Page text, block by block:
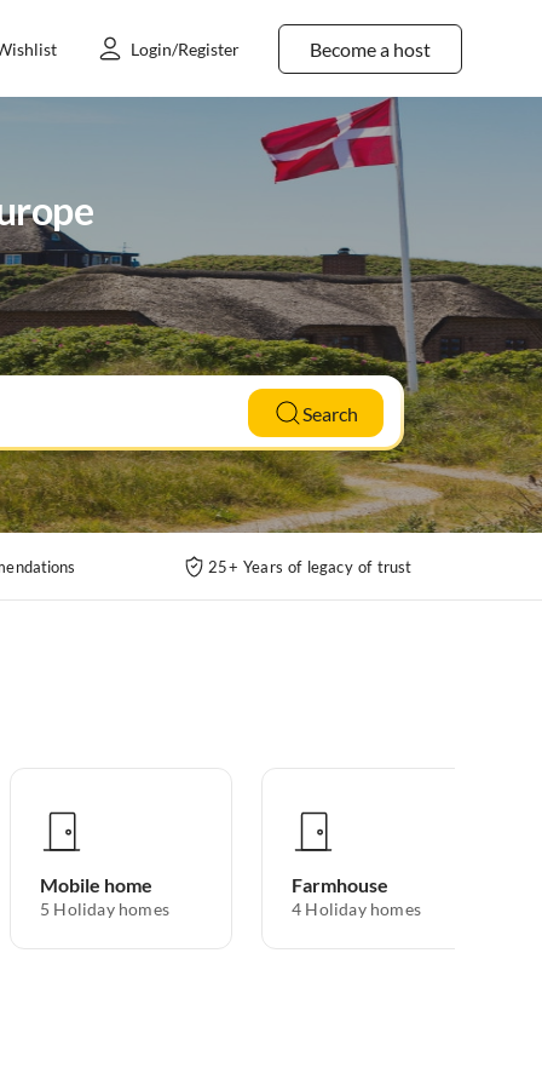
Become a host
Login/Register
Search
25+ Years of legacy of trust
Mobile home
5 Holiday homes
Farmhouse
4 Holiday homes